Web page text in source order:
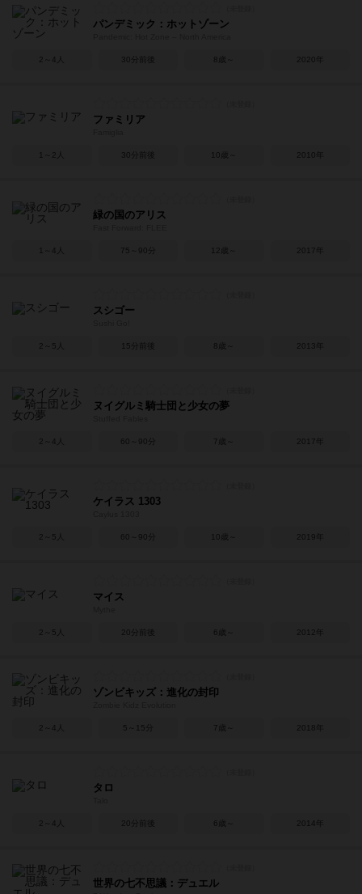
パンデミック：ホットゾーン
2～4人 30分前後 8歳～ 2020年
ファミリア
1～2人 30分前後 10歳～ 2010年
緑の国のアリス
1～4人 75～90分 12歳～ 2017年
スシゴー
2～5人 15分前後 8歳～ 2013年
ヌイグルミ騎士団と少女の夢
2～4人 60～90分 7歳～ 2017年
ケイラス 1303
2～5人 60～90分 10歳～ 2019年
マイス
2～5人 20分前後 6歳～ 2012年
ゾンビキッズ：進化の封印
2～4人 5～15分 7歳～ 2018年
タロ
2～4人 20分前後 6歳～ 2014年
世界の七不思議：デュエル